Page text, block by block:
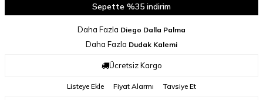
Sepette %35 indirim
Daha Fazla Diego Dalla Palma
Daha Fazla Dudak Kalemi
Ücretsiz Kargo
Listeye Ekle Fiyat Alarmı Tavsiye Et